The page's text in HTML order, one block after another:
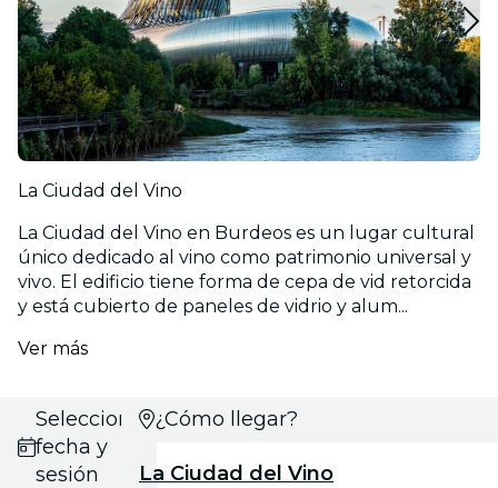
La Ciudad del Vino
La Ciudad del Vino en Burdeos es un lugar cultural
único dedicado al vino como patrimonio universal y
vivo. El edificio tiene forma de cepa de vid retorcida
y está cubierto de paneles de vidrio y alum...
Ver más
Selecciona
fecha y
sesión
¿Cómo llegar?
La Ciudad del Vino